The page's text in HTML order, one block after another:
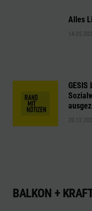
Alles
BALKON +